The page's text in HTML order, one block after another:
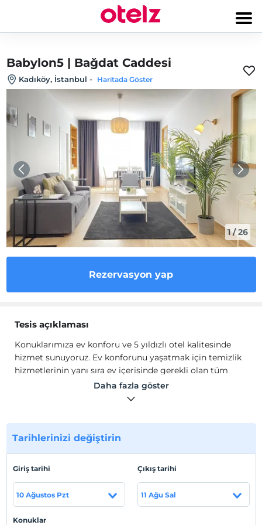
Babylon5 | Bağdat Caddesi
Kadıköy, İstanbul - Haritada Göster
1/26
Rezervasyon yap
Tesis açıklaması
Konuklarımıza ev konforu ve 5 yıldızlı otel kalitesinde
hizmet sunuyoruz. Ev konforunu yaşatmak için temizlik
hizmetlerinin yanı sıra ev içerisinde gerekli olan tüm
olanakları sağlıyoruz.
Kadıköy capcanlı sokaklarında din, dil, ırk, kültür fark
Bağdat Caddesi'nin hemen yanındaki geniş ve ferah
dairemiz Babylon ile çok özel bir Kadıköy deneyimi
yaşama şansı sunuyoruz. Zevkli bir macera için şimdi
rezervasyon yapın!
Tesis lokasyon bilgileri
Kadıköy, sayısız modern kafeden yerel ve uluslararası
Daha fazla göster
Tarihlerinizi değiştirin
Giriş tarihi
10 Ağustos Pzt
Çıkış tarihi
11 Ağu Sal
Konuklar